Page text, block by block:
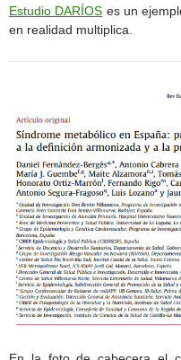
Estudio DARÍOS es un
en realidad multiplica.